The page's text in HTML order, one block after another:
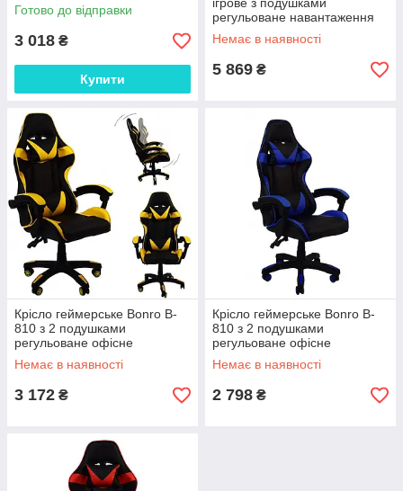
біле (bo-42300050)
Готово до відправки
3 018 ₴
Купити
регульоване навантаження
120 кг чорне на колесах (bo-
42300107)
Немає в наявності
5 869 ₴
Крісло геймерське Bonro B-
810 з 2 подушками
регульоване офісне
навантаження 120 кг чорно-
жовте (bo-42300052)
Немає в наявності
3 172 ₴
Крісло геймерське Bonro B-
810 з 2 подушками
регульоване офісне
навантаження 120 кг чорно-
синє (bo-42300051)
Немає в наявності
2 798 ₴